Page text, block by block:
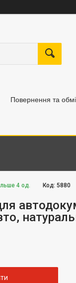
Повернення та
4 од. Код:5880